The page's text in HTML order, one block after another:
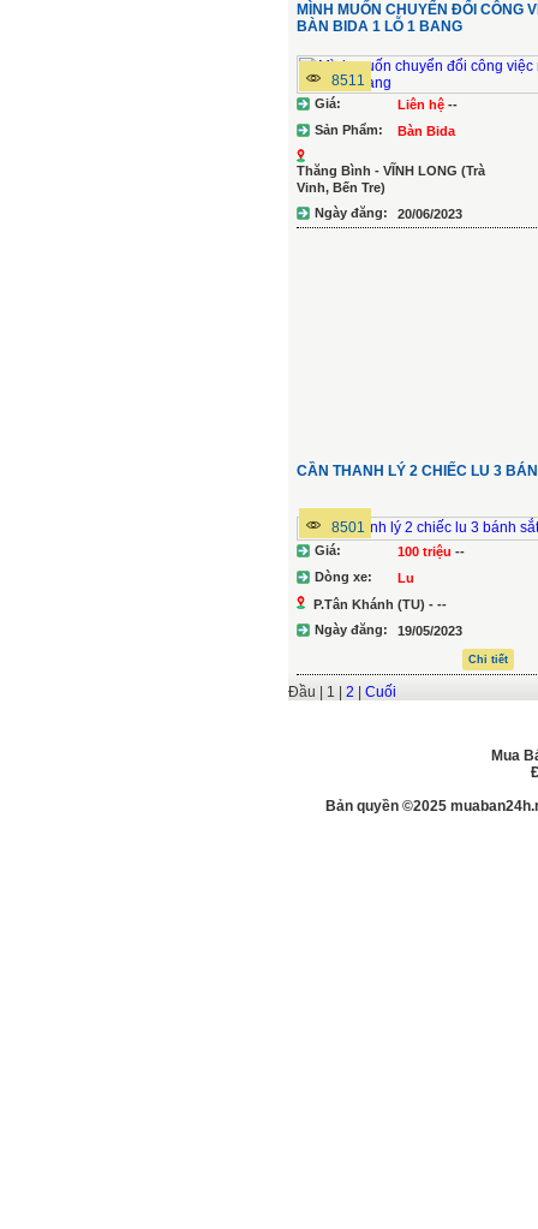
MÌNH MUỐN CHUYỂN ĐỔI CÔNG
BÀN BIDA 1 LỖ 1 BANG
8511
Giá: Liên hệ --
Sản Phẩm:
Bàn Bida
Thăng Bình - VĨNH LONG (Trà
Vinh, Bến Tre)
Ngày đăng:
20/06/2023
CẦN THANH LÝ 2 CHIẾC LU 3
8501
Giá: 100 triệu --
Dòng xe:
Lu
P.Tân Khánh (TU) - --
Ngày đăng:
19/05/2023
Chi tiết
Đầu | 1 | 2 Cuối
Mua
Bản quyền ©2025